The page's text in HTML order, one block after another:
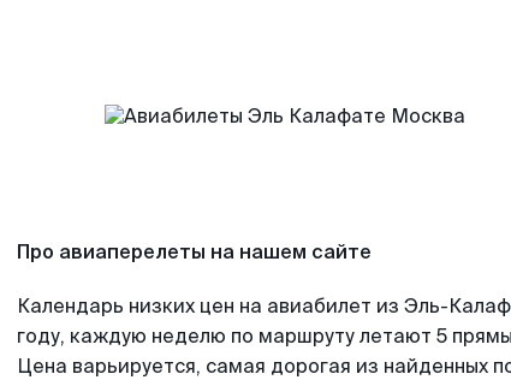
Про авиаперелеты на нашем сайте
Календарь низких цен на авиабилет из Эль-
году, каждую неделю по маршруту летают 5
Цена варьируется, самая дорогая из найденных